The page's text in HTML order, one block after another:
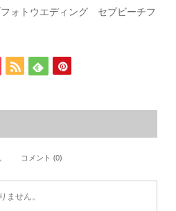
ォトウエディング セブビーチフ
コメント (0)
ません。